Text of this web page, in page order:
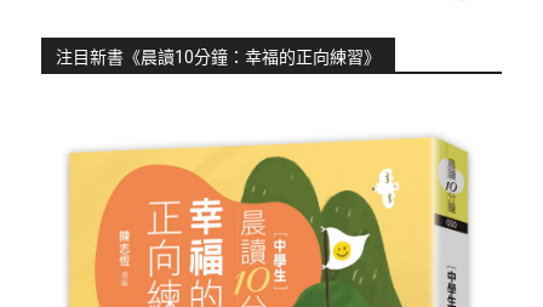
注目新書《晨讀10分鐘：幸福的正向練習》